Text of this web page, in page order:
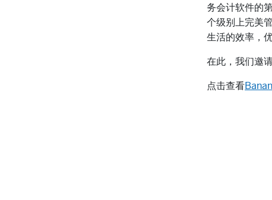
务会计软件的
个级别上完美
生活的效率，
在此，我们邀
点击查看